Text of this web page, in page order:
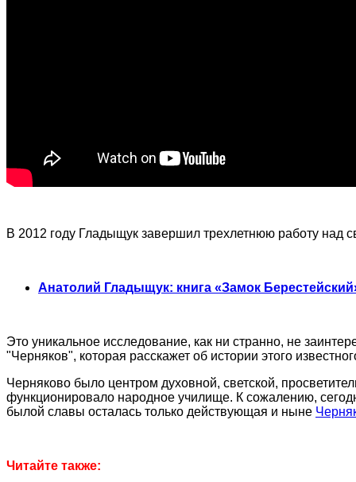
В 2012 году Гладыщук завершил трехлетнюю работу над
Анатолий Гладыщук: книга «Замок
Это уникальное исследование, как ни странно, не
"Черняков", которая расскажет об истории этого
Черняково было центром духовной, светской,
функционировало народное училище. К сожалению,
былой славы осталась только действующая и ныне
Читайте также: